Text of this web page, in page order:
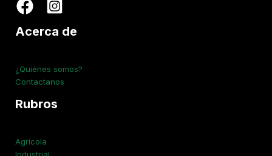
Acerca de
¿Quiénes somos?
Contactanos
Rubros
Agrícola
Industrial